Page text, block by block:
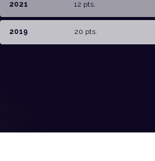
2021 12 pts.
2019 20 pts.